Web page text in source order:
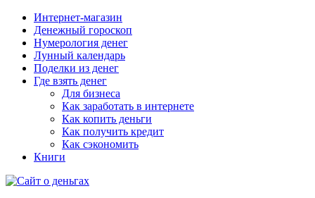
Интернет-магазин
Денежный гороскоп
Нумерология денег
Лунный календарь
Поделки из денег
Где взять денег
Для бизнеса
Как заработать в интернете
Как копить деньги
Как получить кредит
Как сэкономить
Книги